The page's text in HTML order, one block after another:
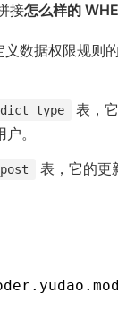
接怎么样的
数据权限规则
表，
。
表，它的更